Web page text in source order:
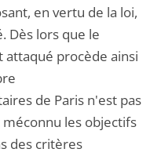
en vertu de la loi,
Dès lors que le
procède ainsi
de Paris n'est pas
les objectifs
des critères